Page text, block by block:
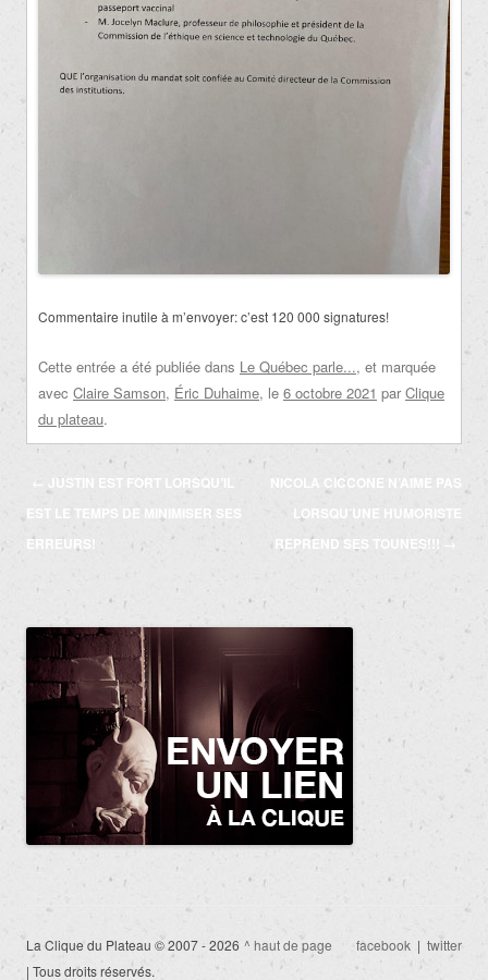
Commentaire inutile à m’envoyer: c’est 120 000 signatures!
Cette entrée a été publiée dans Le Québec parle..., et marquée
avec Claire Samson, Éric Duhaime, le 6 octobre 2021 par Clique
du plateau.
Navigation
des
articles
←
JUSTIN EST FORT LORSQU’IL
EST LE TEMPS DE MINIMISER SES
ERREURS!
NICOLA CICCONE N’AIME PAS
LORSQU’UNE HUMORISTE
REPREND SES TOUNES!!!
→
La Clique du Plateau © 2007 - 2026
| Tous droits réservés.
^ haut de page facebook | twitter